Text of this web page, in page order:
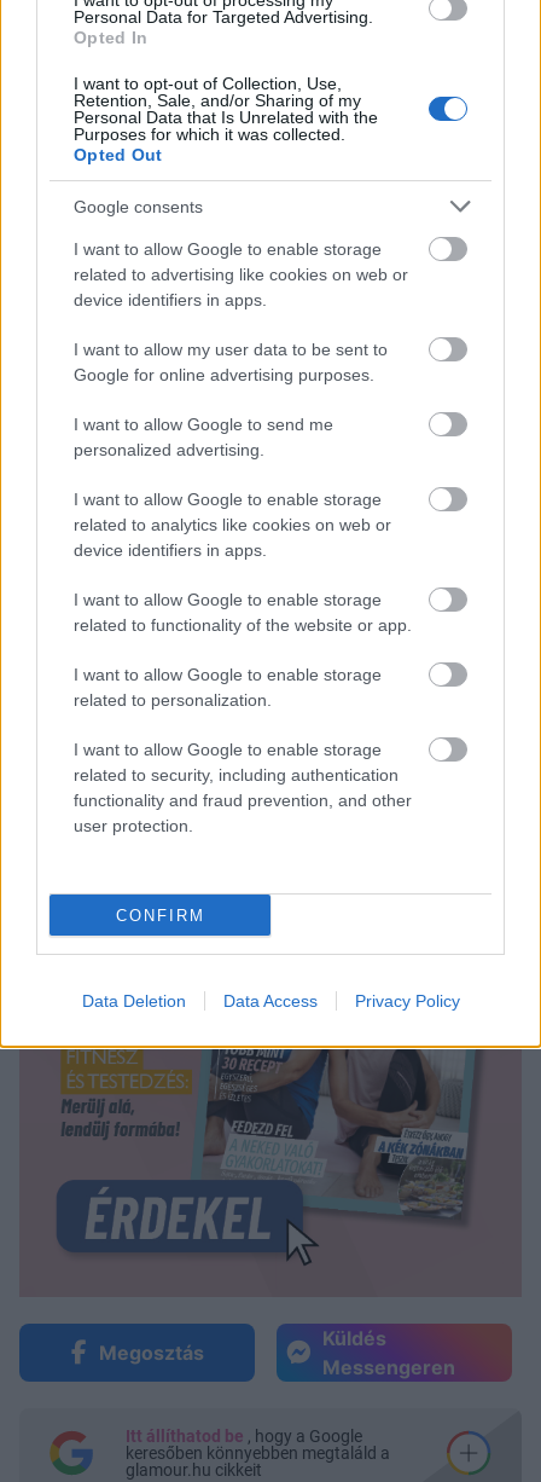
Personal Data for Targeted Advertising.
Opted In
I want to opt-out of Collection, Use,
Retention, Sale, and/or Sharing of my
Personal Data that Is Unrelated with the
Purposes for which it was collected.
Opted Out
Google consents
I want to allow Google to enable storage
related to advertising like cookies on web or
device identifiers in apps.
I want to allow my user data to be sent to
Google for online advertising purposes.
I want to allow Google to send me
personalized advertising.
I want to allow Google to enable storage
related to analytics like cookies on web or
device identifiers in apps.
I want to allow Google to enable storage
related to functionality of the website or app.
I want to allow Google to enable storage
related to personalization.
I want to allow Google to enable storage
related to security, including authentication
functionality and fraud prevention, and other
user protection.
CONFIRM
Data Deletion Data Access Privacy Policy
szükséged lenne valamire egyiküktől.
Nyilas (11. 23-12. 21.) Ha a munkahelyeden
sértődötten reagálsz a kritikára, attól az még nem
tűnik el – az egyetértésnek ma sokkal több előnye
van, mint amennyit egy bírálat ér.
Bak (12. 22-01. 20.)Elfojtod az érzelmeidet, és ha
eddig a szerelem is elkerült a munkád vagy a
tanulás miatt, kezdeti idegenkedésed oldódni kezd
Vízöntő (01. 21-02. 19.)Ha képtelen vagy rendbe
helyzetben nagy segítségedre lehet unalmas
kollégád, akit kezdesz kívánatosnak tartani.
Kezdetben talán meghatódsz
attól, ahogyan rendmániás párod tervszerűséget
hoz kapcsolatotokba, de ne hagyd, hogy kritikája
elrontsa a napodat.
Megosztás
Küldés
Messengeren
Itt állíthatod be , hogy a Google
keresőben könnyebben megtaláld a
glamour.hu cikkeit